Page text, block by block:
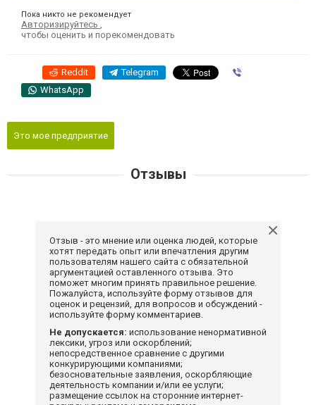
Пока никто не рекомендует
Авторизируйтесь
чтобы оценить и порекомендовать
Reddit Telegram
WhatsApp
Это мое предприятие
Отзывы
Отзыв - это мнение или оценка людей, которые
хотят передать опыт или впечатления другим
пользователям нашего сайта с обязательной
аргументацией оставленного отзыва. Это
поможет многим принять правильное решение.
Пожалуйста, используйте форму отзывов для
оценок и рецензий, для вопросов и обсуждений -
используйте форму комментариев.
Не допускается: использование ненормативной
лексики, угроз или оскорблений;
непосредственное сравнение с другими
конкурирующими компаниями;
безосновательные заявления, оскорбляющие
деятельность компании и/или ее услуги;
размещение ссылок на сторонние интернет-